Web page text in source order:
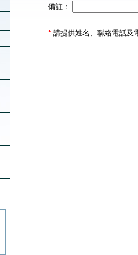
備註：
* 請提供姓名、聯絡電話及